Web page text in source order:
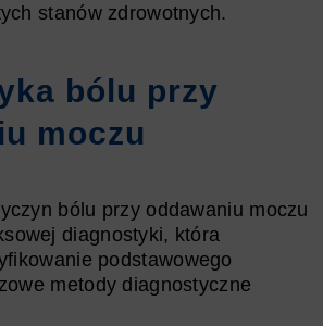
stanów zdrowotnych.
bólu przy
moczu
bólu przy oddawaniu moczu
diagnostyki, która
podstawowego
metody diagnostyczne